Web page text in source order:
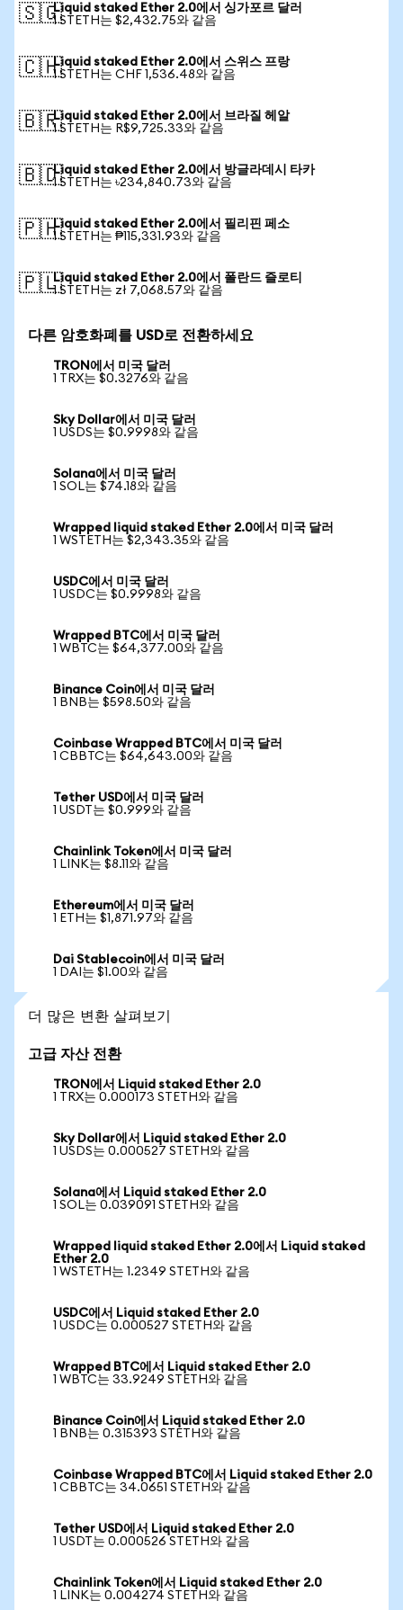
🇸🇬Liquid staked Ether 2.0에서 싱가포르 달러
1 STETH는 $2,432.75와 같음
🇨🇭Liquid staked Ether 2.0에서 스위스 프랑
1 STETH는 CHF 1,536.48와 같음
🇧🇷Liquid staked Ether 2.0에서 브라질 헤알
1 STETH는 R$9,725.33와 같음
🇧🇩Liquid staked Ether 2.0에서 방글라데시 타카
1 STETH는 ৳234,840.73와 같음
🇵🇭Liquid staked Ether 2.0에서 필리핀 페소
1 STETH는 ₱115,331.93와 같음
🇵🇱Liquid staked Ether 2.0에서 폴란드 즐로티
1 STETH는 zł 7,068.57와 같음
다른 암호화폐를 USD로 전환하세요
TRON에서 미국 달러
1 TRX는 $0.3276와 같음
Sky Dollar에서 미국 달러
1 USDS는 $0.9998와 같음
Solana에서 미국 달러
1 SOL는 $74.18와 같음
Wrapped liquid staked Ether 2.0에서 미국 달러
1 WSTETH는 $2,343.35와 같음
USDC에서 미국 달러
1 USDC는 $0.9998와 같음
Wrapped BTC에서 미국 달러
1 WBTC는 $64,377.00와 같음
Binance Coin에서 미국 달러
1 BNB는 $598.50와 같음
Coinbase Wrapped BTC에서 미국 달러
1 CBBTC는 $64,643.00와 같음
Tether USD에서 미국 달러
1 USDT는 $0.999와 같음
Chainlink Token에서 미국 달러
1 LINK는 $8.11와 같음
Ethereum에서 미국 달러
1 ETH는 $1,871.97와 같음
Dai Stablecoin에서 미국 달러
1 DAI는 $1.00와 같음
더 많은 변환 살펴보기
고급 자산 전환
TRON에서 Liquid staked Ether 2.0
1 TRX는 0.000173 STETH와 같음
Sky Dollar에서 Liquid staked Ether 2.0
1 USDS는 0.000527 STETH와 같음
Solana에서 Liquid staked Ether 2.0
1 SOL는 0.039091 STETH와 같음
Wrapped liquid staked Ether 2.0에서 Liquid staked
Ether 2.0
1 WSTETH는 1.2349 STETH와 같음
USDC에서 Liquid staked Ether 2.0
1 USDC는 0.000527 STETH와 같음
Wrapped BTC에서 Liquid staked Ether 2.0
1 WBTC는 33.9249 STETH와 같음
Binance Coin에서 Liquid staked Ether 2.0
1 BNB는 0.315393 STETH와 같음
Coinbase Wrapped BTC에서 Liquid staked Ether 2.0
1 CBBTC는 34.0651 STETH와 같음
Tether USD에서 Liquid staked Ether 2.0
1 USDT는 0.000526 STETH와 같음
Chainlink Token에서 Liquid staked Ether 2.0
1 LINK는 0.004274 STETH와 같음